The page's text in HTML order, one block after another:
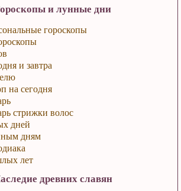
и лунные дни
гороскопы
и завтра
на сегодня
стрижки волос
дней
дням
лет
древних славян